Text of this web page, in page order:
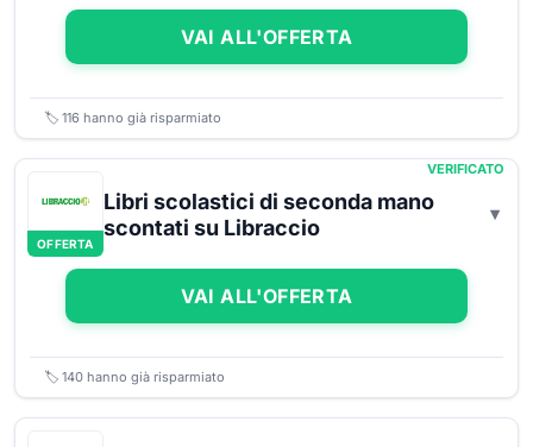
VAI ALL'OFFERTA
🏷️ 116 hanno già risparmiato
OFFERTA
VERIFICATO
Libri scolastici di seconda mano
scontati su Libraccio
VAI ALL'OFFERTA
🏷️ 140 hanno già risparmiato